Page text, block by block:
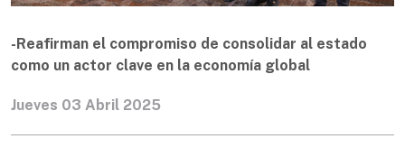
-Reafirman el compromiso de consolidar al estado
como un actor clave en la economía global
Jueves 03 Abril 2025